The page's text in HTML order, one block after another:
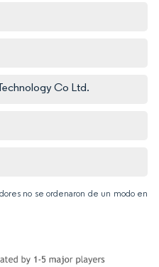
Co Ltd.
no se ordenaron de un modo en